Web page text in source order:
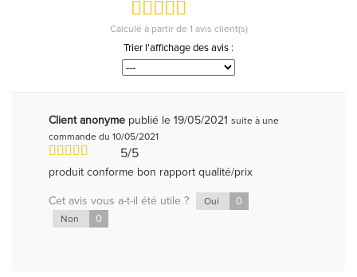
Calculé à partir de 1 avis client(s)
Trier l'affichage des avis :
Client anonyme publié le 19/05/2021 suite à une
commande du 10/05/2021
5/5
produit conforme bon rapport qualité/prix
Cet avis vous a-t-il été utile ? Oui 0
Non 0